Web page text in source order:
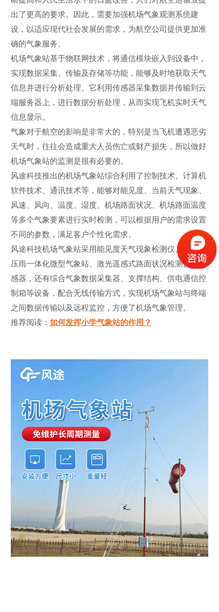
出了更高的要求。因此，需要加强机场气象观测系统建
设，以适应现代社会发展的需求，为航空公司提供更加准
确的气象服务。
机场气象站基于物联网技术，将通信模块嵌入到设备中，
实现数据采集、传输及存储等功能，能够及时地获取天气
信息并进行分析处理。它利用传感器采集数据并传输到云
端服务器上，进行数据分析处理，从而实现飞机实时天气
信息显示。
气象对于航空的影响是非常大的，特别是当飞机遭遇恶劣
天气时，往往会造成重大人员伤亡或财产损失，所以做好
机场气象站的监测是很有必要的。
风途科技推出的机场气象站综合利用了控制技术、计算机
软件技术、通讯技术等，能够对能见度、当前天气现象、
风速、风向、温度、湿度、机场路面状况、机场路面温度
等多个气象要素进行实时检测，可以根据用户的需求设置
不同的参数，满足客户个性化需求。
风途科技机场气象站采用能见度天气现象检测仪、风湿温
压雨一体化微型气象站、激光遥感式路面状况检测仪等传
感器，还有综合气象数据采集器、支撑结构、供电通信控
制箱等设备，配合无线传输方式，实现机场气象站与终端
之间数据传输以及远程监控，方便了机场气象管理。
推荐阅读： 如何发挥小学气象站的作用？